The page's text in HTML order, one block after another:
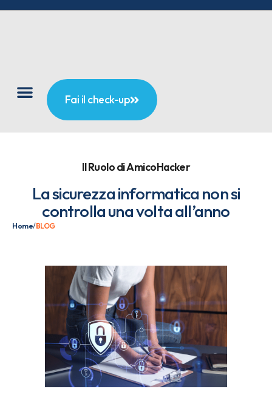
Fai il check-up
Il Ruolo di AmicoHacker
La sicurezza informatica non si
controlla una volta all’anno
Home/BLOG